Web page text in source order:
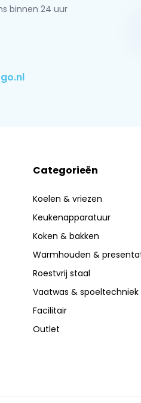
binnen 24 uur
Categorieën
Koelen & vriezen
Keukenapparatuur
Koken & bakken
Warmhouden &
Roestvrij staal
Vaatwas & spoeltechniek
Facilitair
Outlet